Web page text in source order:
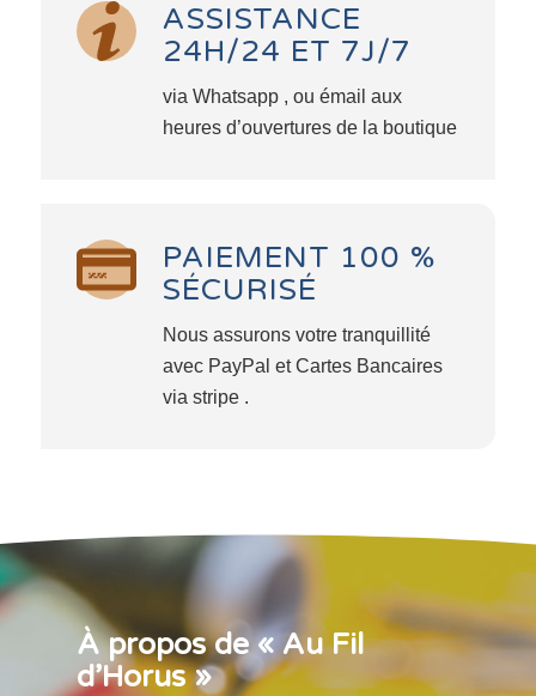
ASSISTANCE
24H/24 ET 7J/7
via Whatsapp , ou émail aux
heures d’ouvertures de la boutique
PAIEMENT 100 %
SÉCURISÉ
Nous assurons votre tranquillité
avec PayPal et Cartes Bancaires
via stripe .
À propos de « Au Fil
d’Horus »